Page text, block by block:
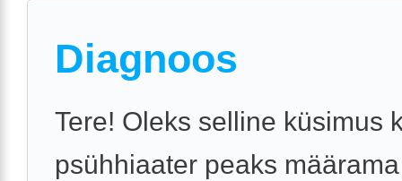
Diagnoos
Tere! Oleks selline küsimus
psühhiaater peaks määrama